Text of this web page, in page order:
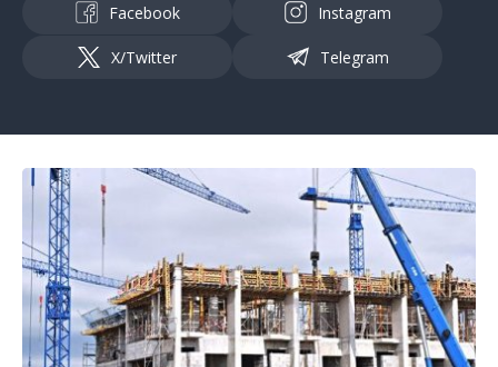
Facebook Instagram
X/Twitter Telegram